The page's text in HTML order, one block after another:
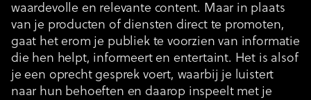
waardevolle en relevante content. Maar in plaats
van je producten of diensten direct te promoten,
gaat het erom je publiek te voorzien van informatie
die hen helpt, informeert en entertaint. Het is alsof
je een oprecht gesprek voert, waarbij je luistert
naar hun behoeften en daarop inspeelt met je